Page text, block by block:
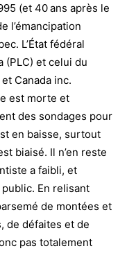
(et 40 ans après le
l’émancipation
L’État fédéral
(PLC) et celui du
Canada inc.
est morte et
des sondages pour
en baisse, surtout
biaisé. Il n’en reste
a faibli, et
En relisant
de montées et
de défaites et de
pas totalement